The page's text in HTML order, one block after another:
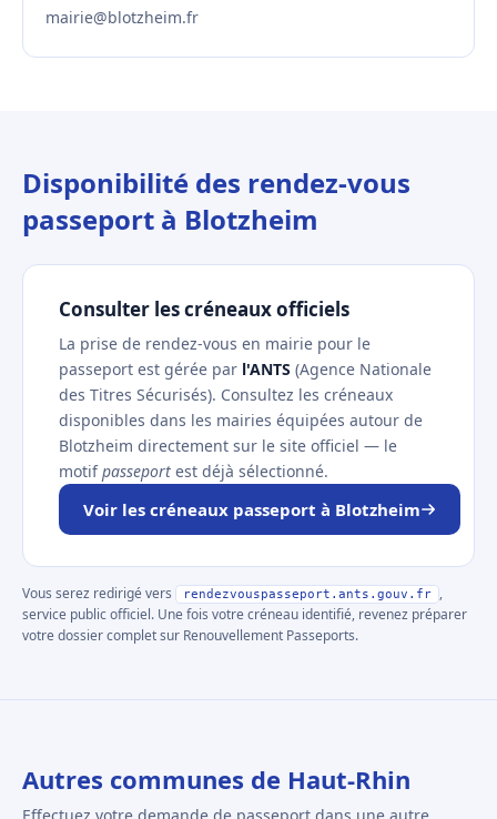
mairie@blotzheim.fr
Disponibilité des rendez-vous
passeport à Blotzheim
Consulter les créneaux officiels
La prise de rendez-vous en mairie pour le
passeport est gérée par l'ANTS (Agence Nationale
des Titres Sécurisés). Consultez les créneaux
disponibles dans les mairies équipées autour de
Blotzheim directement sur le site officiel — le
motifpasseport est déjà sélectionné.
Voir les créneaux passeport à Blotzheim
Vous serez redirigé vers rendezvouspasseport.ants.gouv.fr
,
service public officiel. Une fois votre créneau identifié, revenez préparer
votre dossier complet sur Renouvellement Passeports.
Autres communes de Haut-Rhin